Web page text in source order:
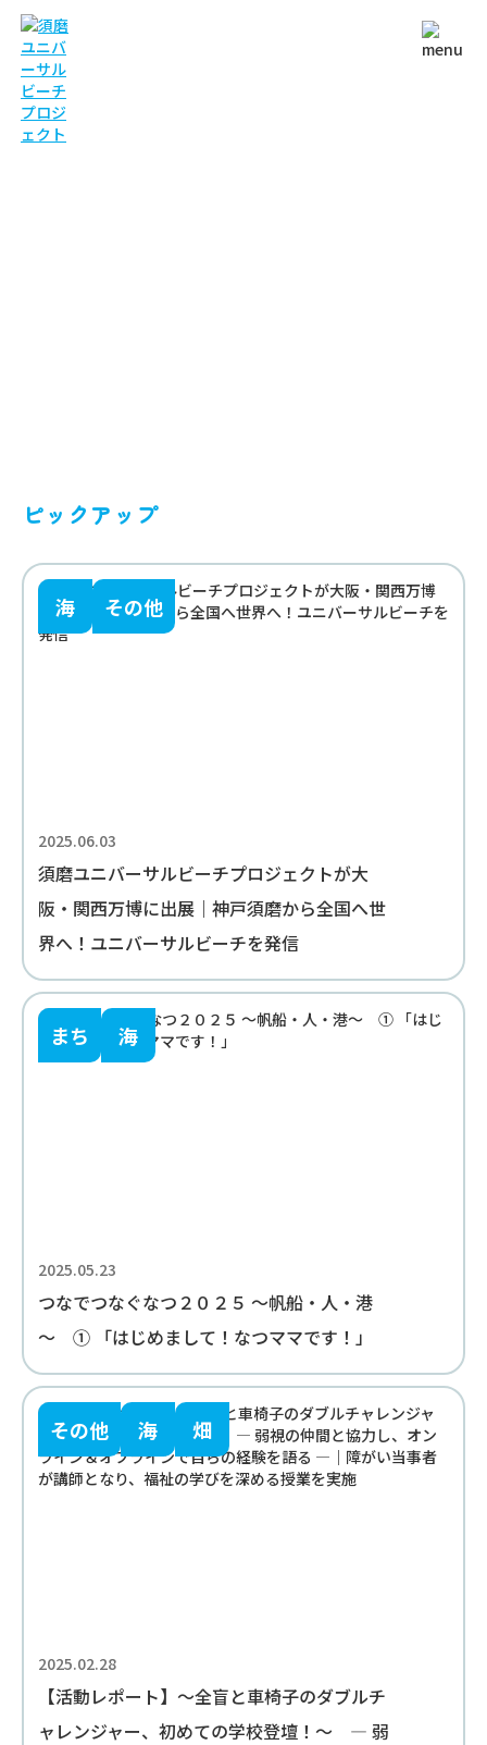
ピックアップ
海 その他
2025.06.03
須磨ユニバーサルビーチプロジェクトが大
阪・関西万博に出展｜神戸須磨から全国へ世
界へ！ユニバーサルビーチを発信
まち 海
2025.05.23
つなでつなぐなつ２０２５ ～帆船・人・港
～ ① 「はじめまして！なつママです！」
その他 海 畑
2025.02.28
【活動レポート】～全盲と車椅子のダブルチ
ャレンジャー、初めての学校登壇！～ — 弱